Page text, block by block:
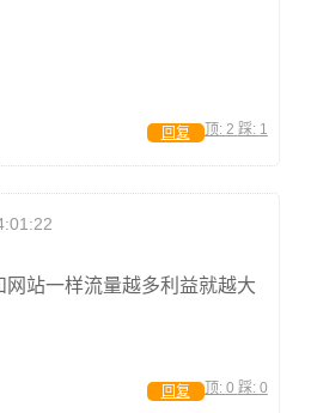
顶: 2 踩: 1
回复
站一样流量越多利益就越大
顶: 0 踩: 0
回复